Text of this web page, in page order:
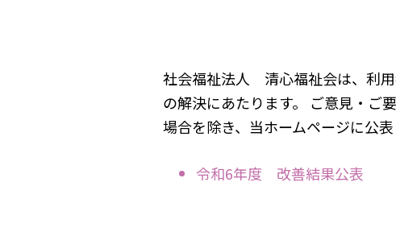
社会福祉法人 清心福祉会は、利用
の解決にあたります。 ご意見・ご
場合を除き、当ホームページに公
令和6年度 改善結果公表